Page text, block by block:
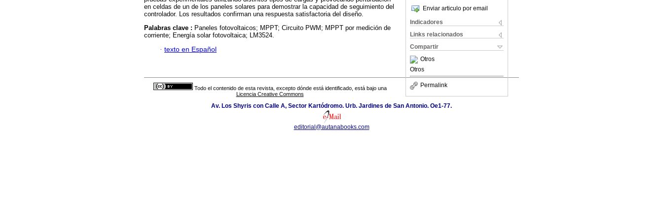
Enviar articulo por email
Indicadores
Links relacionados
Compartir
Otros
Otros
Permalink
en celdas de un de los paneles solares para demostrar la capacidad de seguimiento del
controlador. Los resultados confirman una respuesta satisfactoria del diseño.
Palabras clave : Paneles fotovoltaicos; MPPT; Circuito PWM; MPPT por medición de
corriente; Energía solar fotovoltaica; LM3524.
· texto en Español
Todo el contenido de esta revista, excepto dónde está identificado, está bajo una
Licencia Creative Commons
Av. Los Shyris con Calle A, Sector Kartódromo. Urb. Jardines de San Antonio. Oe1-77.
editorial@autanabooks.com